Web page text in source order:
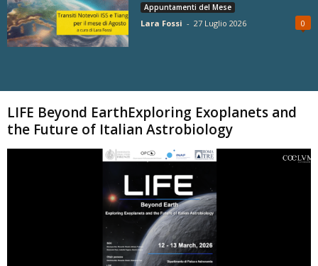
Appuntamenti del Mese
Lara Fossi - 27 Luglio 2026 0
LIFE Beyond EarthExploring Exoplanets and
the Future of Italian Astrobiology